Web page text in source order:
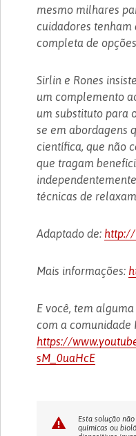
mesmo milhares
cuidadores tenham
completa de
Sirlin e Rones
um complemento
um substituto para
se em abordagens
científica, que não
que tragam
técnicas de
Adaptado de:
Mais informações:
E você, tem
com a comunidade
https://
sM_0uaHcE
Esta solução
químicas ou